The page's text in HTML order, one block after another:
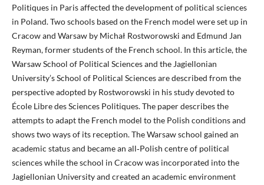
Politiques in Paris affected the development of political sciences
in Poland. Two schools based on the French model were set up in
Cracow and Warsaw by Michał Rostworowski and Edmund Jan
Reyman, former students of the French school. In this article, the
Warsaw School of Political Sciences and the Jagiellonian
University’s School of Political Sciences are described from the
perspective adopted by Rostworowski in his study devoted to
École Libre des Sciences Politiques. The paper describes the
attempts to adapt the French model to the Polish conditions and
shows two ways of its reception. The Warsaw school gained an
academic status and became an all‑Polish centre of political
sciences while the school in Cracow was incorporated into the
Jagiellonian University and created an academic environment